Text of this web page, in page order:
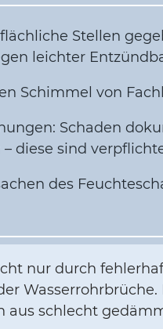
Stellen
leichter
Schimmel von
Schaden
diese sind
des
nur durch
aus schlecht